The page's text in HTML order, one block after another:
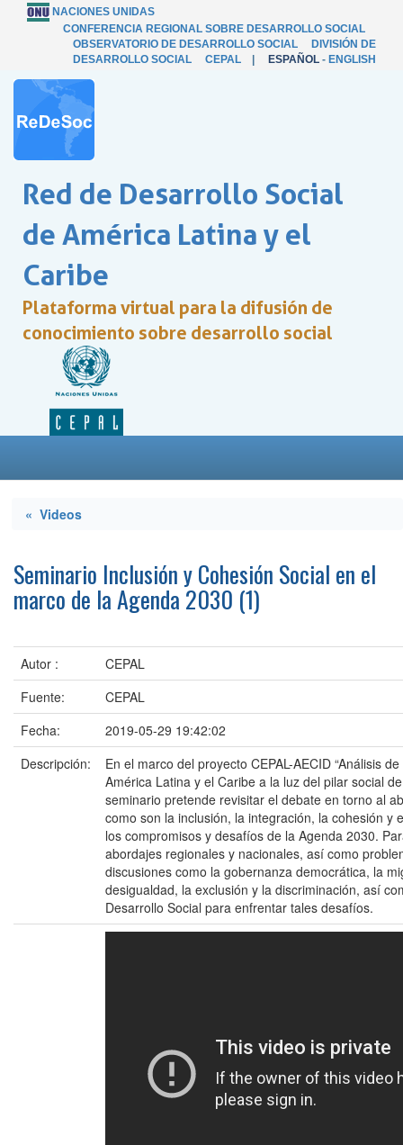
NACIONES UNIDAS
CONFERENCIA REGIONAL SOBRE DESARROLLO SOCIAL
OBSERVATORIO DE DESARROLLO SOCIAL
DIVISIÓN DE
DESARROLLO SOCIAL
CEPAL ESPAÑOL - ENGLISH
Red de Desarrollo Social
de América Latina y el
Caribe
Plataforma virtual para la difusión de
conocimiento sobre desarrollo social
« Videos
Seminario Inclusión y Cohesión Social en el
marco de la Agenda 2030 (1)
Autor :
CEPAL
Fuente:
CEPAL
Fecha:
2019-05-29 19:42:02
Descripción:
En el marco del proyecto CEPAL-AECID “Análisis
América Latina y el Caribe a la luz del pilar social
seminario pretende revisitar el debate en torno al
como son la inclusión, la integración, la cohesión y
los compromisos y desafíos de la Agenda 2030.
abordajes regionales y nacionales, así como
discusiones como la gobernanza democrática, la
desigualdad, la exclusión y la discriminación, así
Desarrollo Social para enfrentar tales desafíos.